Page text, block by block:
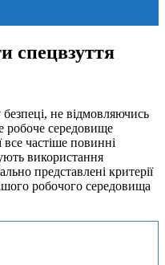
спецвзуття
не відмовляючись
робоче середовище
все частіше повинні
використання
представлені критерії
робочого середовища